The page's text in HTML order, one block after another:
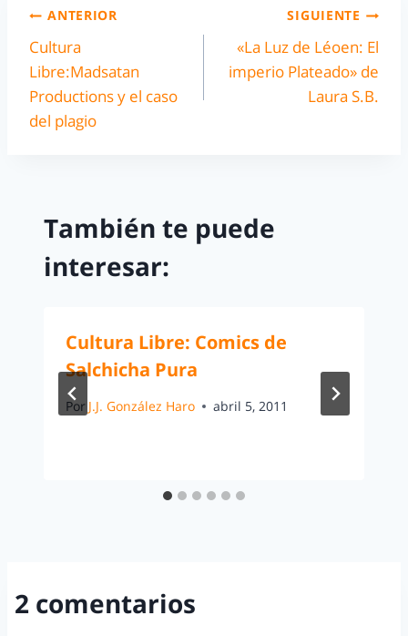
ANTERIOR
Cultura
Libre:Madsatan
Productions y el caso
del plagio
SIGUIENTE
«La Luz de Léoen: El
imperio Plateado» de
Laura S.B.
También te puede
interesar:
Cultura Libre: Comics de
Salchicha Pura
Por J.J. González Haro abril 5, 2011
2 comentarios